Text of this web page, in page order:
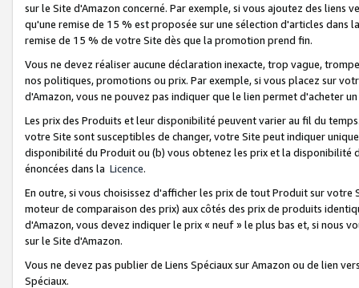
sur le Site d'Amazon concerné. Par exemple, si vous ajoutez des
qu'une remise de 15 % est proposée sur une sélection d'articles
remise de 15 % de votre Site dès que la promotion prend fin.
Vous ne devez réaliser aucune déclaration inexacte, trop vague,
nos politiques, promotions ou prix. Par exemple, si vous placez sur
d'Amazon, vous ne pouvez pas indiquer que le lien permet d'acheter
Les prix des Produits et leur disponibilité peuvent varier au fil du
votre Site sont susceptibles de changer, votre Site peut indiquer
disponibilité du Produit ou (b) vous obtenez les prix et la disponibilité
énoncées dans la Licence.
En outre, si vous choisissez d'afficher les prix de tout Produit sur
moteur de comparaison des prix) aux côtés des prix de produits
d'Amazon, vous devez indiquer le prix « neuf » le plus bas et, si nous
sur le Site d'Amazon.
Vous ne devez pas publier de Liens Spéciaux sur Amazon ou de lien
Spéciaux.